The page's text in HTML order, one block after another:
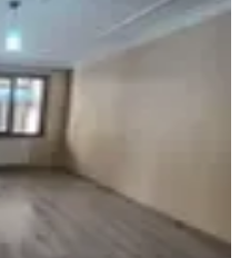
Nurtepe'de
2+1 | 100
Mahallesi
1·08.08.2026
ABDULLAH ARLİ